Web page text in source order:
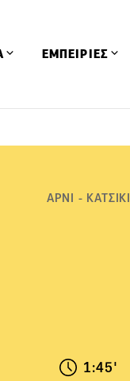
ΕΜΠΕΙΡΙΕΣ
ΑΡΝΙ - ΚΑΤΣΙΚΙ
1:45'